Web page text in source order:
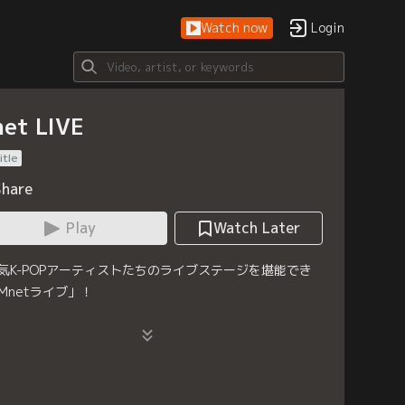
Watch now Login
LIVE
Play
Watch Later
K-POPアーティストたちのライブステージを堪能でき
ライブ」！